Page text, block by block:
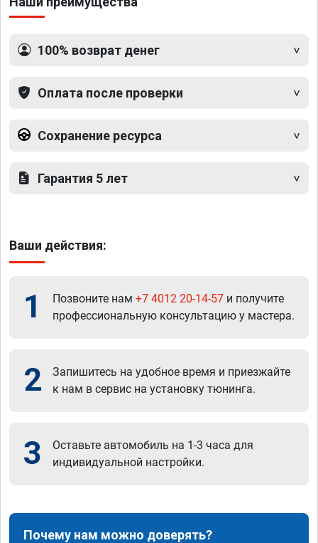
100% возврат денег
Оплата после проверки
Сохранение ресурса
Гарантия 5 лет
Ваши действия:
1 Позвоните нам +7 4012 20-14-57 и получите
профессиональную консультацию у мастера.
2
Запишитесь на удобное время и приезжайте
к нам в сервис на установку тюнинга.
3
Оставьте автомобиль на 1-3 часа для
индивидуальной настройки.
Почему нам можно доверять?